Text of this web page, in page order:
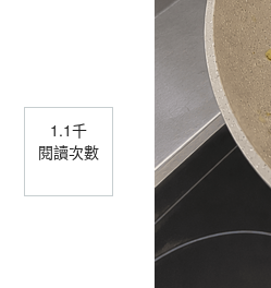
1.1千
閱讀次數